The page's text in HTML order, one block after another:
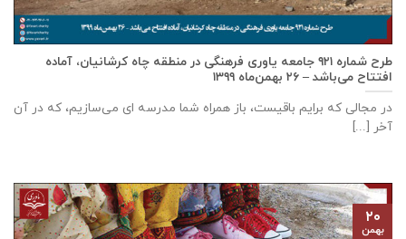
طرح شماره ۹۲۱ جامعه ياوری فرهنگی در منطقه چاه کرشانیان، آماده
افتتاح می‌باشد – ۲۶ بهمن‌ماه ۱۳۹۹
در مجالی که برایم باقیست، باز همراه شما مدرسه ای می‌سازیم، که در آن
آخر [...]
۲۰
بهمن